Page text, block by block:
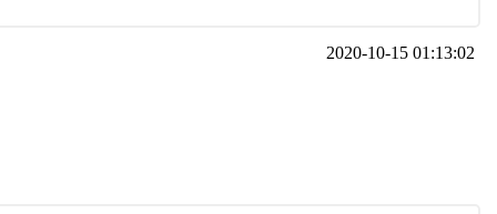
2020-10-15 01:13:02